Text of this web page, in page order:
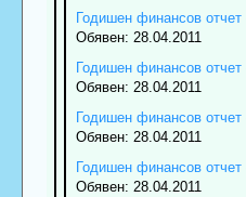
Годишен финансов отчет
Обявен: 28.04.2011
Годишен финансов отчет
Обявен: 28.04.2011
Годишен финансов отчет
Обявен: 28.04.2011
Годишен финансов отчет
Обявен: 28.04.2011